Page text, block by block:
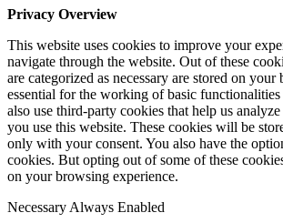
Privacy Overview
This website uses cookies to improve your
navigate through the website. Out of these
are categorized as necessary are stored on your
essential for the working of basic
also use third-party cookies that help us
you use this website. These cookies will be
only with your consent. You also have the
cookies. But opting out of some of these
on your browsing experience.
Necessary Always Enabled